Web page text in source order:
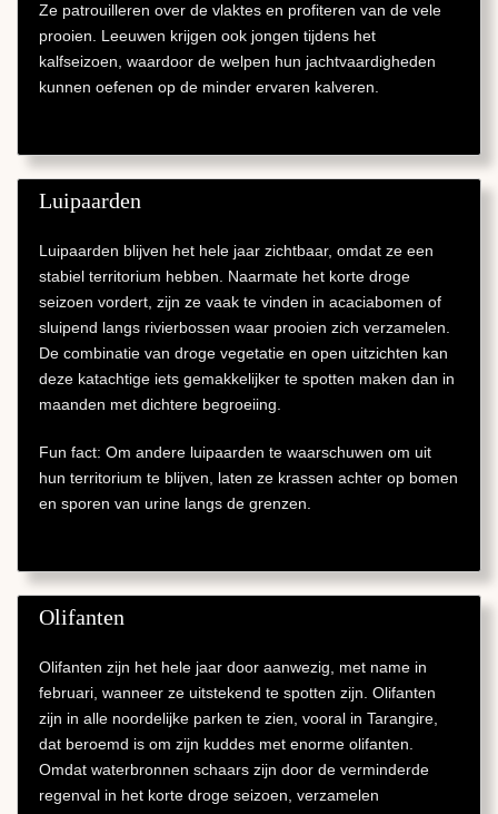
Ze patrouilleren over de vlaktes en profiteren van de vele
prooien. Leeuwen krijgen ook jongen tijdens het
kalfseizoen, waardoor de welpen hun jachtvaardigheden
kunnen oefenen op de minder ervaren kalveren.
Luipaarden
Luipaarden blijven het hele jaar zichtbaar, omdat ze een
stabiel territorium hebben. Naarmate het korte droge
seizoen vordert, zijn ze vaak te vinden in acaciabomen of
sluipend langs rivierbossen waar prooien zich verzamelen.
De combinatie van droge vegetatie en open uitzichten kan
deze katachtige iets gemakkelijker te spotten maken dan in
maanden met dichtere begroeiing.
Fun fact: Om andere luipaarden te waarschuwen om uit
hun territorium te blijven, laten ze krassen achter op bomen
en sporen van urine langs de grenzen.
Olifanten
Olifanten zijn het hele jaar door aanwezig, met name in
februari, wanneer ze uitstekend te spotten zijn. Olifanten
zijn in alle noordelijke parken te zien, vooral in Tarangire,
dat beroemd is om zijn kuddes met enorme olifanten.
Omdat waterbronnen schaars zijn door de verminderde
regenval in het korte droge seizoen, verzamelen